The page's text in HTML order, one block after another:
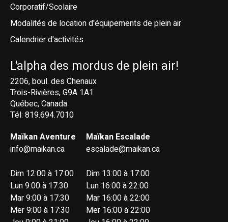
Corporatif/Scolaire
Modalités de location d'équipements de plein air
Calendrier d'activités
L'alpha des mordus de plein air!
2206, boul. des Chenaux
Trois-Rivières, G9A 1A1
Québec, Canada
Tél: 819.694.7010
Maïkan Aventure
info@maikan.ca
Dim 12:00 à 17:00
Lun 9:00 à 17:30
Mar 9:00 à 17:30
Mer 9:00 à 17:30
Maïkan Escalade
escalade@maikan.ca
Dim 13:00 à 17:00
Lun 16:00 à 22:00
Mar 16:00 à 22:00
Mer 16:00 à 22:00